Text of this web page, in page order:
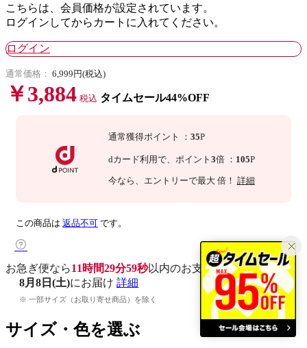
こちらは、会員価格が設定されています。
ログインしてからカートに入れてください。
ログイン
通常価格： 6,999円(税込)
￥3,884 税込 タイムセール44%OFF
通常獲得ポイント ： 35P
dカード利用で、 ポイント 3倍 ： 105P
今なら 、エントリーで最大 倍！ 詳細
この商品は 返品不可 です。
お急ぎ便なら11時間29分58秒以内のお支払いで
8月8日(土)にお届け 詳細
※ 一部サイズ（お取り寄せ商品）を除く
サイズ・色を選ぶ